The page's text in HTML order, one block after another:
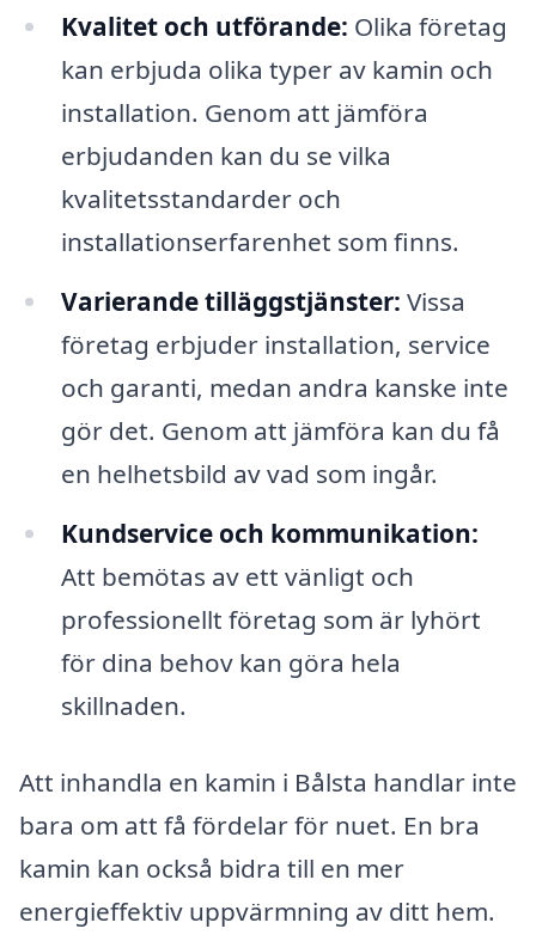
Kvalitet och utförande: Olika företag
kan erbjuda olika typer av kamin och
installation. Genom att jämföra
erbjudanden kan du se vilka
kvalitetsstandarder och
installationserfarenhet som finns.
Varierande tilläggstjänster: Vissa
företag erbjuder installation, service
och garanti, medan andra kanske inte
gör det. Genom att jämföra kan du få
en helhetsbild av vad som ingår.
Kundservice och kommunikation:
Att bemötas av ett vänligt och
professionellt företag som är lyhört
för dina behov kan göra hela
skillnaden.
Att inhandla en kamin i Bålsta handlar inte
bara om att få fördelar för nuet. En bra
kamin kan också bidra till en mer
energieffektiv uppvärmning av ditt hem.